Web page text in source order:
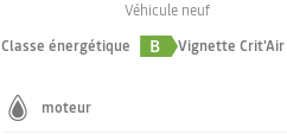
Véhicule neuf
Classe énergétique
B Vignette Crit'Air
moteur